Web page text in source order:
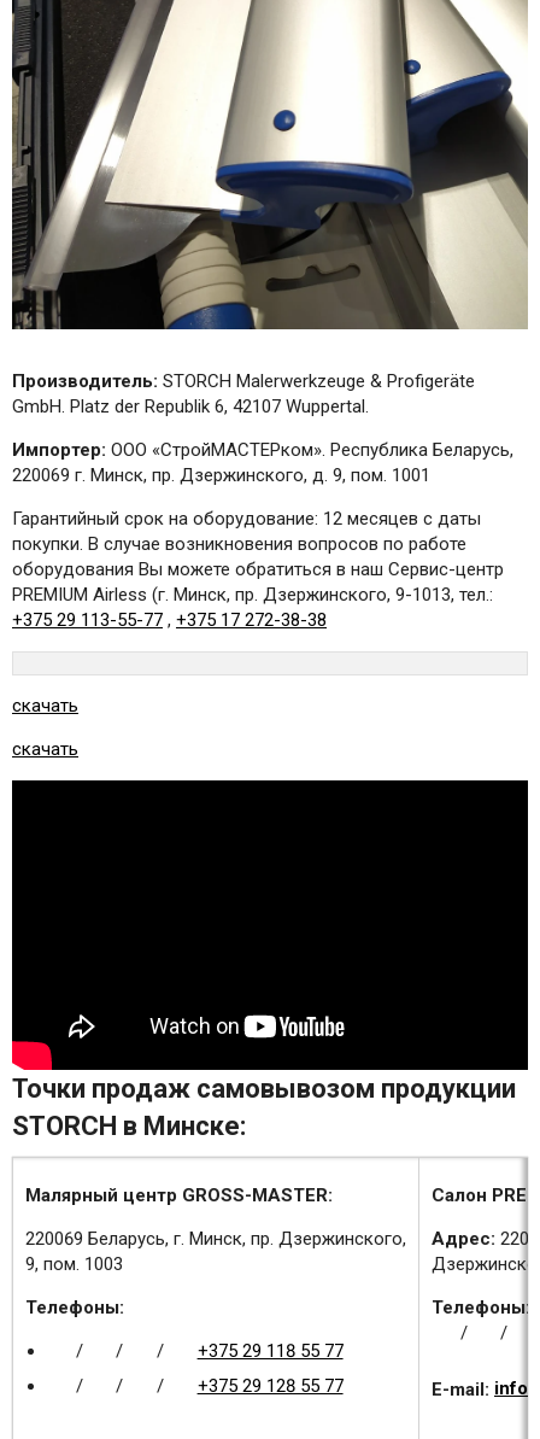
Производитель: STORCH Malerwerkzeuge & Profigeräte
GmbH. Platz der Republik 6, 42107 Wuppertal.
Импортер: ООО «СтройМАСТЕРком». Республика Беларусь,
220069 г. Минск, пр. Дзержинского, д. 9, пом. 1001
Гарантийный срок на оборудование: 12 месяцев с даты
покупки. В случае возникновения вопросов по работе
оборудования Вы можете обратиться в наш Сервис-центр
PREMIUM Airless (г. Минск, пр. Дзержинского, 9-1013, тел.:
+375 29 113-55-77 , +375 17 272-38-38
скачать
скачать
Точки продаж самовывозом продукции
STORCH в Минске:
Малярный центр GROSS-MASTER:
220069 Беларусь, г. Минск, пр. Дзержинского,
9, пом. 1003
Телефоны:
/
/ /
+375 29 118 55 77
/
/ / +375 29 128 55 77
Салон
Адрес:
Телефоны:
/
/
E-mail: